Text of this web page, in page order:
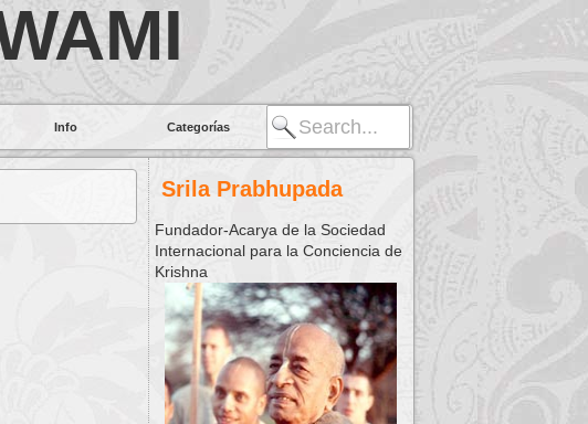
Info Categorías
Srila Prabhupada
Fundador-Acarya de la Sociedad
Internacional para la Conciencia de
Krishna